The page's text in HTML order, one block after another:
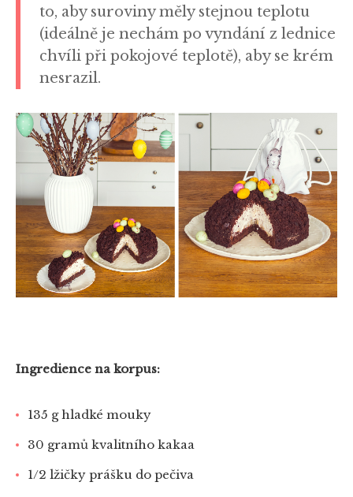
to, aby suroviny měly stejnou teplotu
(ideálně je nechám po vyndání z lednice
chvíli při pokojové teplotě), aby se krém
nesrazil.
Ingredience na korpus:
135 g hladké mouky
30 gramů kvalitního kakaa
1/2 lžičky prášku do pečiva